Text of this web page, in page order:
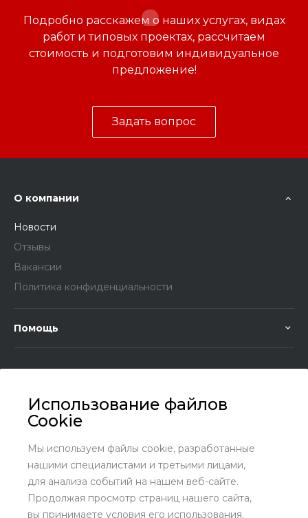
Использование файлов
Cookie
Мы используем файлы cookie, разработанные
нашими специалистами и третьими лицами,
для анализа событий на нашем веб-сайте.
Продолжая просмотр страниц нашего сайта,
вы принимаете условия его использования.
Подробно расскажем о наших услугах, видах
работ и типовых проектах, рассчитаем
стоимость и подготовим индивидуальное
предложение!
Задать вопрос
О компании
Новости
Отзывы
Вакансии
Политика конфиденциальности
Помощь
sales@kundrat.ru
Ростовская обл., Октябрьский р-н., х. Заречный, ул.
Заречная, 58